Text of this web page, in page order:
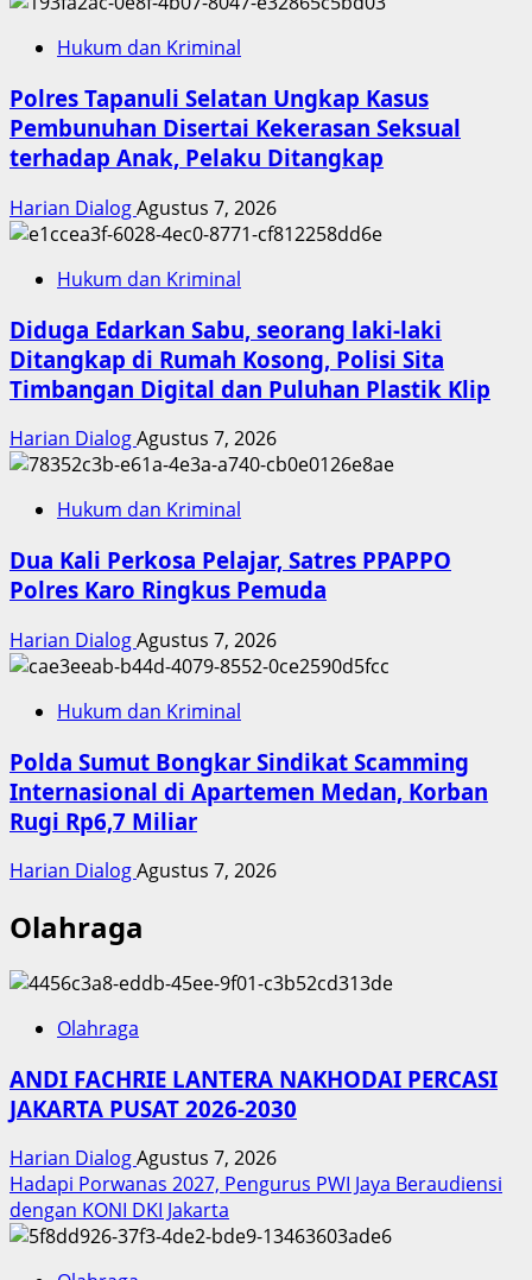
Hukum dan Kriminal
Polres Tapanuli Selatan Ungkap Kasus
Pembunuhan Disertai Kekerasan Seksual
terhadap Anak, Pelaku Ditangkap
Harian DialogAgustus 7, 2026
Hukum dan Kriminal
Diduga Edarkan Sabu, seorang laki-laki
Ditangkap di Rumah Kosong, Polisi Sita
Timbangan Digital dan Puluhan Plastik Klip
Harian DialogAgustus 7, 2026
Hukum dan Kriminal
Dua Kali Perkosa Pelajar, Satres PPAPPO
Polres Karo Ringkus Pemuda
Harian DialogAgustus 7, 2026
Hukum dan Kriminal
Polda Sumut Bongkar Sindikat Scamming
Internasional di Apartemen Medan, Korban
Rugi Rp6,7 Miliar
Harian DialogAgustus 7, 2026
Olahraga
Olahraga
ANDI FACHRIE LANTERA NAKHODAI PERCASI
JAKARTA PUSAT 2026-2030
Harian DialogAgustus 7, 2026
Hadapi Porwanas 2027, Pengurus PWI Jaya Beraudiensi
dengan KONI DKI Jakarta